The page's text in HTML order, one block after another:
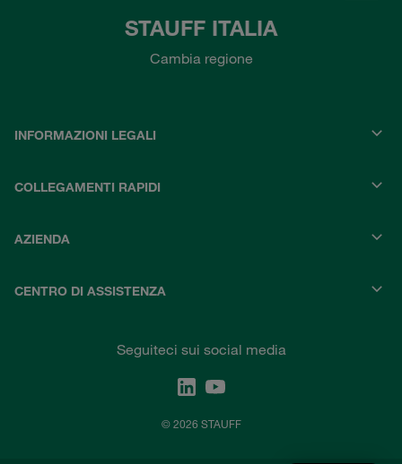
STAUFF ITALIA
Cambia regione
INFORMAZIONI LEGALI
COLLEGAMENTI RAPIDI
AZIENDA
CENTRO DI ASSISTENZA
Seguiteci sui social media
© 2026 STAUFF